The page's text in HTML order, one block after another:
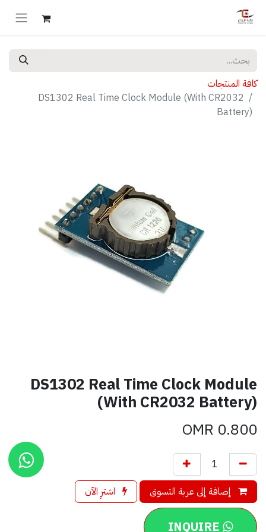
كافة المنتجات
DS1302 Real Time Clock Module (With CR2032
Battery)
DS1302 Real Time Clock Module
(With CR2032 Battery)
0.800
إضافة إلى عربة التسوق اشترِ الآن
INQUIRE